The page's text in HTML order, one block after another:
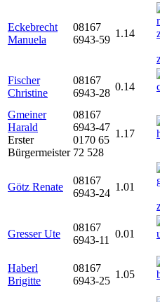
Eckebrecht
Manuela
08167
6943-59
1.14
Fischer
Christine
08167
6943-28
0.14
Gmeiner
Harald
Erster
Bürgermeister
08167
6943-47
0170 65
72 528
1.17
Götz Renate
08167
6943-24
1.01
Gresser Ute
08167
6943-11
0.01
Haberl
Brigitte
08167
6943-25
1.05